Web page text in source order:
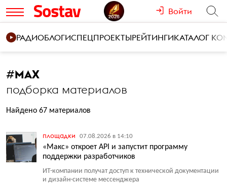
Войти
РАДИОБЛОГИСПЕЦПРОЕКТЫРЕЙТИНГИКАТАЛОГ
#MAX
подборка материалов
Найдено 67 материалов
площадки 07.08.2026 в 14:10
«Макс» откроет API и запустит программу
поддержки разработчиков
ИТ-компании получат доступ к технической документации
и дизайн-системе мессенджера